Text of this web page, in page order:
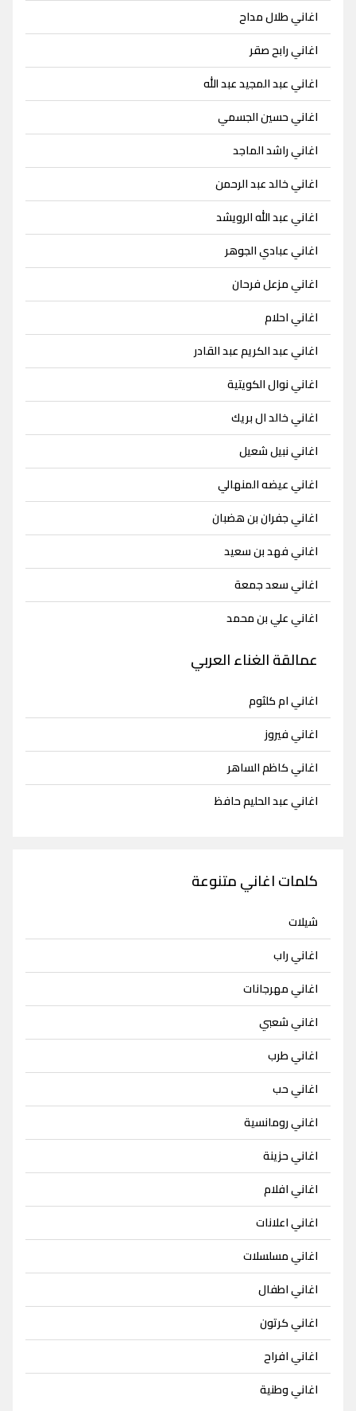
اغاني طلال مداح
اغاني رابح صقر
اغاني عبد المجيد عبد الله
اغاني حسين الجسمي
اغاني راشد الماجد
اغاني خالد عبد الرحمن
اغاني عبد الله الرويشد
اغاني عبادي الجوهر
اغاني مزعل فرحان
اغاني احلام
اغاني عبد الكريم عبد القادر
اغاني نوال الكويتية
اغاني خالد ال بريك
اغاني نبيل شعيل
اغاني عيضه المنهالي
اغاني جفران بن هضبان
اغاني فهد بن سعيد
اغاني سعد جمعة
اغاني علي بن محمد
عمالقة الغناء العربي
اغاني ام كلثوم
اغاني فيروز
اغاني كاظم الساهر
اغاني عبد الحليم حافظ
كلمات اغاني متنوعة
شيلات
اغاني راب
اغاني مهرجانات
اغاني شعبي
اغاني طرب
اغاني حب
اغاني رومانسية
اغاني حزينة
اغاني افلام
اغاني اعلانات
اغاني مسلسلات
اغاني اطفال
اغاني كرتون
اغاني افراح
اغاني وطنية